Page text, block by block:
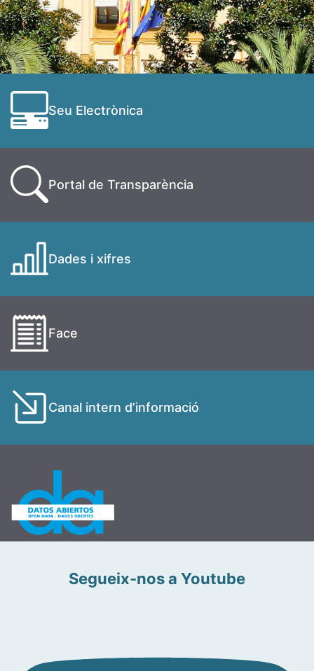
Seu Electrònica
Portal de Transparència
Dades i xifres
Face
Canal intern d’informació
Segueix-nos a Youtube